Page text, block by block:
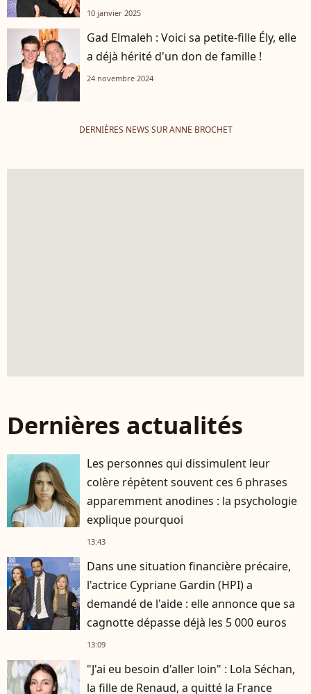
10 janvier 2025
Gad Elmaleh : Voici sa petite-fille Ély, elle
a déjà hérité d'un don de famille !
24 novembre 2024
DERNIÈRES NEWS SUR ANNE BROCHET
Dernières actualités
Les personnes qui dissimulent leur
colère répètent souvent ces 6 phrases
apparemment anodines : la psychologie
explique pourquoi
13:43
Dans une situation financière précaire,
l'actrice Cypriane Gardin (HPI) a
demandé de l'aide : elle annonce que sa
cagnotte dépasse déjà les 5 000 euros
13:09
"J'ai eu besoin d'aller loin" : Lola Séchan,
la fille de Renaud, a quitté la France